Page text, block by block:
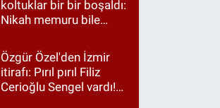
koltuklar bir bir boşaldı:
Nikah memuru bile
Özgür Özel'den İzmir
itirafı: Pırıl pırıl Filiz
Cerioğlu Sengel vardı!